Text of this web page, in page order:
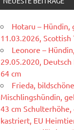
Hotaru – Hündin,
11.03.2026,
Leonore –
29.05.2020, Deutsch
64 cm
Frieda,
Mischlingshündin,
43 cm
kastriert, EU